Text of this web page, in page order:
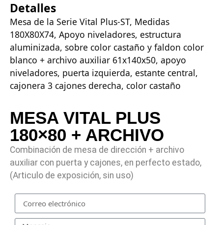
Detalles
Mesa de la Serie Vital Plus-ST, Medidas
180X80X74, Apoyo niveladores, estructura
aluminizada, sobre color castaño y faldon color
blanco + archivo auxiliar 61x140x50, apoyo
niveladores, puerta izquierda, estante central,
cajonera 3 cajones derecha, color castaño
MESA VITAL PLUS
180×80 + ARCHIVO
Combinación de mesa de dirección + archivo
auxiliar con puerta y cajones, en perfecto estado,
(Articulo de exposición, sin uso)